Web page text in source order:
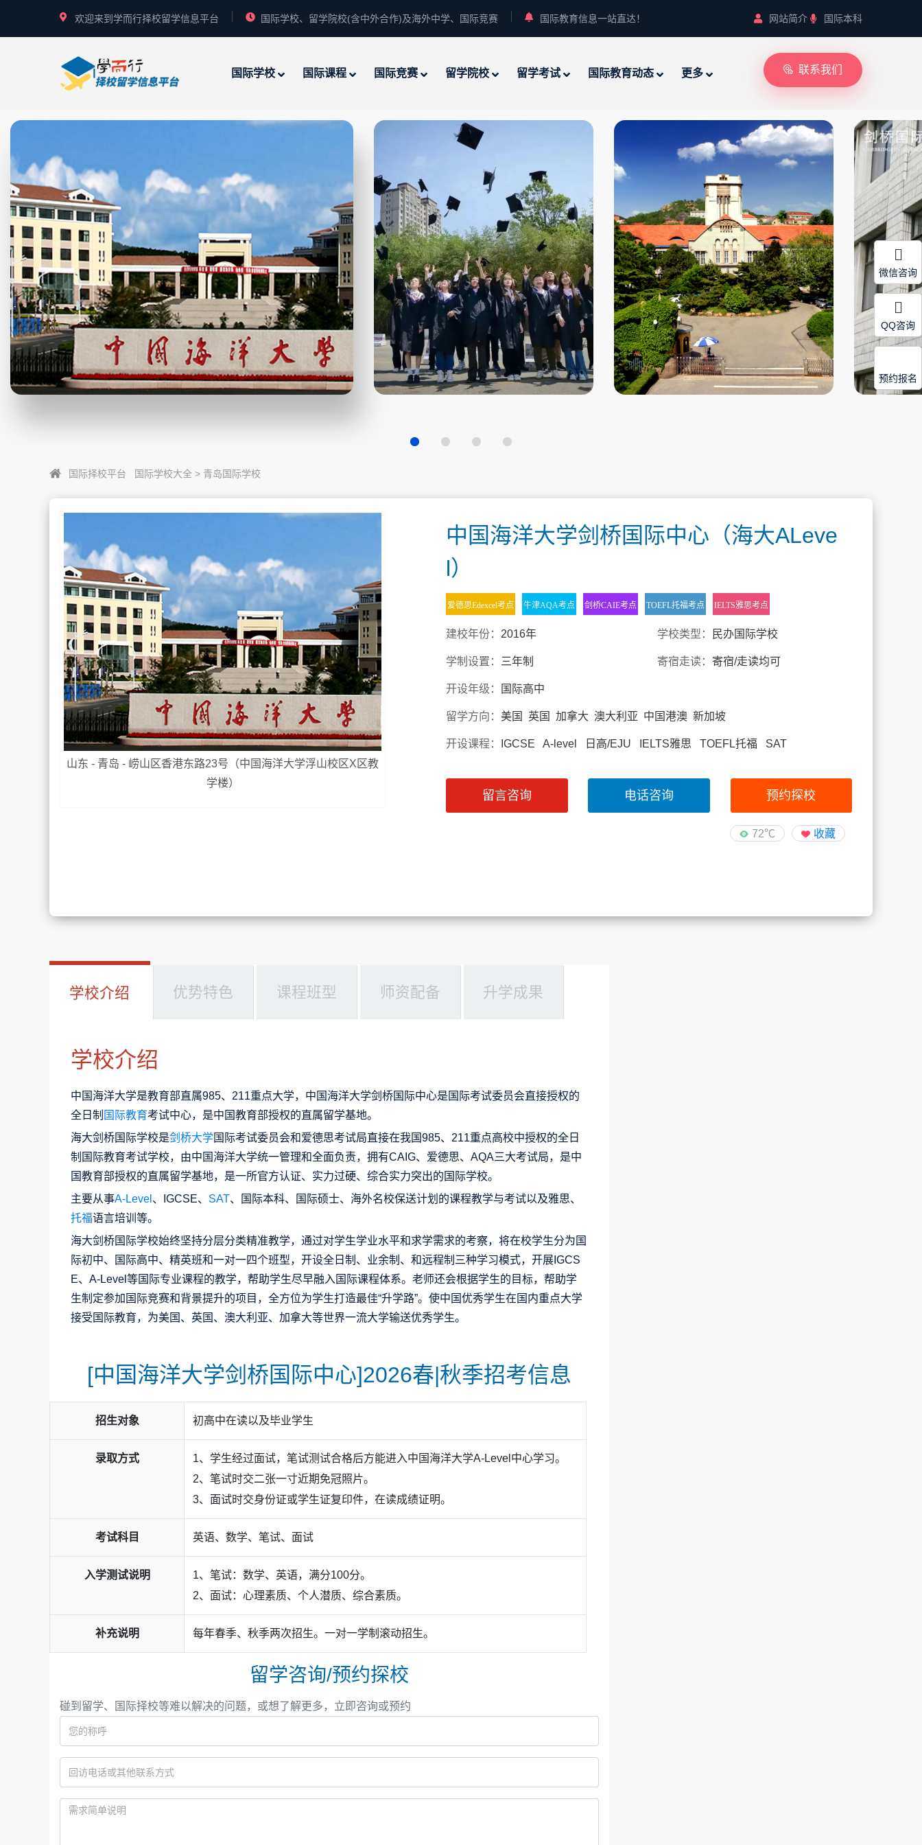
欢迎来到学而行择校留学信息平台 国际学校、留学院校(含中外合作)及海外中学、国际竞赛 国际教育信息一站直达！ 网站简介 国际本科
国际学校 国际课程 国际竞赛 留学院校 留学考试 国际教育动态 更多 联系我们
国际择校平台 国际学校大全 > 青岛国际学校
山东 - 青岛 - 崂山区香港东路23号（中国海洋大学浮山校区X区教
学楼）
中国海洋大学剑桥国际中心（海大ALeve
l）
爱德思Edexcel考点 牛津AQA考点 剑桥CAIE考点 TOEFL托福考点 IELTS雅思考点
建校年份： 2016年 学校类型： 民办国际学校
学制设置： 三年制 寄宿走读： 寄宿/走读均可
开设年级： 国际高中
留学方向： 美国 英国 加拿大 澳大利亚 中国港澳 新加坡
开设课程： IGCSE A-level 日高/EJU IELTS雅思 TOEFL托福 SAT
留言咨询 电话咨询 预约探校
72℃ 收藏
学校介绍 优势特色 课程班型 师资配备 升学成果
学校介绍
中国海洋大学是教育部直属985、211重点大学，中国海洋大学剑桥国际中心是国际考试委员会直接授权的
全日制 国际教育考试中心，是中国教育部授权的直属留学基地。
海大剑桥国际学校是剑桥大学国际考试委员会和爱德思考试局直接在我国985、211重点高校中授权的全日
制国际教育考试学校，由中国海洋大学统一管理和全面负责，拥有CAIG、爱德思、AQA三大考试局，是中
国教育部授权的直属留学基地，是一所官方认证、实力过硬、综合实力突出的国际学校。
主要从事A-Level 、IGCSE、 SAT、国际本科、国际硕士、海外名校保送计划的课程教学与考试以及雅思、
托福语言培训等。
海大剑桥国际学校始终坚持分层分类精准教学，通过对学生学业水平和求学需求的考察，将在校学生分为国
际初中、国际高中、精英班和一对一四个班型，开设全日制、业余制、和远程制三种学习模式，开展IGCS
E、A-Level等国际专业课程的教学，帮助学生尽早融入国际课程体系。老师还会根据学生的目标，帮助学
生制定参加国际竞赛和背景提升的项目，全方位为学生打造最佳“升学路”。使中国优秀学生在国内重点大学
接受国际教育，为美国、英国、澳大利亚、加拿大等世界一流大学输送优秀学生。
[中国海洋大学剑桥国际中心]2026春|秋季招考信息
招生对象 初高中在读以及毕业学生
录取方式
1、学生经过面试，笔试测试合格后方能进入中国海洋大学A-Level中心学习。
2、笔试时交二张一寸近期免冠照片。
3、面试时交身份证或学生证复印件，在读成绩证明。
考试科目 英语、数学、笔试、面试
入学测试说明
1、笔试：数学、英语，满分100分。
2、面试：心理素质、个人潜质、综合素质。
补充说明 每年春季、秋季两次招生。一对一学制滚动招生。
留学咨询/预约探校
碰到留学、国际择校等难以解决的问题，或想了解更多，立即咨询或预约
微信咨询
QQ咨询
预约报名